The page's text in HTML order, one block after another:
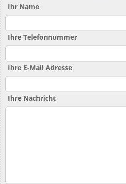
Ihr Name
Ihre Telefonnummer
Ihre E-Mail Adresse
Ihre Nachricht